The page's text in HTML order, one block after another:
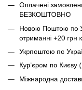
Оплачені
БЕЗКОШТОВНО
Новою Поштою по
отриманні +20 грн
Укрпоштою по
Кур'єром по Києву
Міжнародна